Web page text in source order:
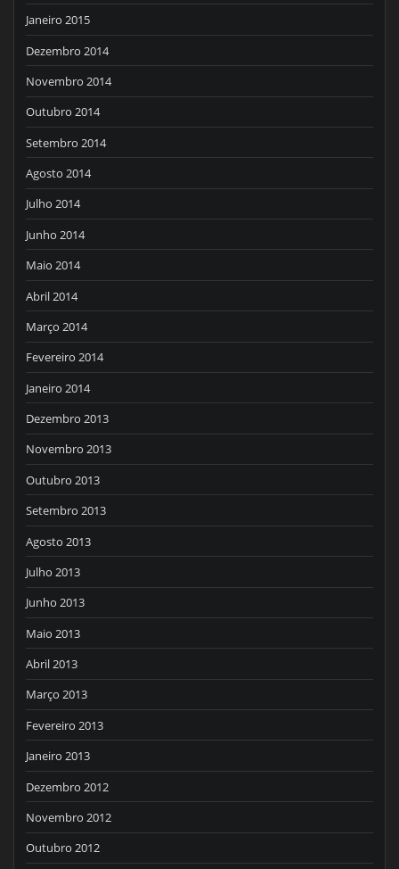
Janeiro 2015
Dezembro 2014
Novembro 2014
Outubro 2014
Setembro 2014
Agosto 2014
Julho 2014
Junho 2014
Maio 2014
Abril 2014
Março 2014
Fevereiro 2014
Janeiro 2014
Dezembro 2013
Novembro 2013
Outubro 2013
Setembro 2013
Agosto 2013
Julho 2013
Junho 2013
Maio 2013
Abril 2013
Março 2013
Fevereiro 2013
Janeiro 2013
Dezembro 2012
Novembro 2012
Outubro 2012